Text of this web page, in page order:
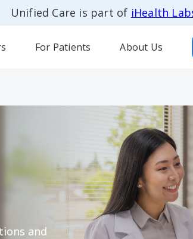
Unified Care is part of iHealth
For Patients About Us
and